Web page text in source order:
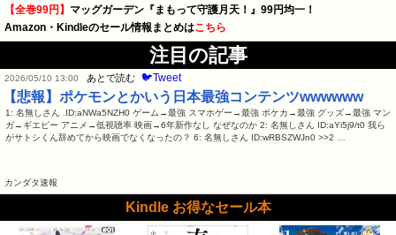
【全巻99円】 マッグガーデン『まもって守護月天！』99円均一！
Amazon・Kindleのセール情報まとめはこちら
注目の記事
2026/05/10 13:00 あとで読む 🐦Tweet
【悲報】ポケモンとかいう日本最強コンテンツwwwwww
1: 名無しさん .ID:aNWa5NZH0 ゲーム→最強 スマホゲー→最強 ポケカ→最強 グッズ→最強 マン
ガ→ギエピー アニメ→低視聴率 映画→6年新作なし なぜなのか 2: 名無しさん ID:aYi5j9/t0 我ら
がサトシくん辞めてから映画でなくなったの？ 6: 名無しさん ID:wRBSZWJn0 >>2 …
カンダタ速報
Kindle お得なセール本